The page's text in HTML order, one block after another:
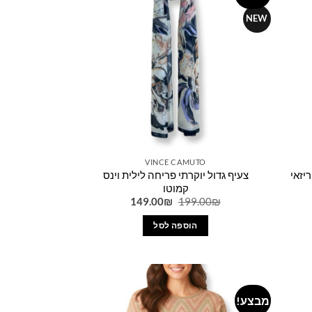
NEW
VINCE CAMUTO
צעיף גדול יוקרתי פריחה לילית וינס
קמוטו
199.00₪
המחיר
היה:
199.00₪.
149.00₪
המחיר
הוספה לסל
מבצע!